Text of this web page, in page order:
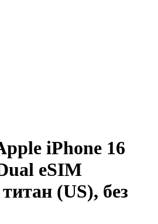
iPhone 16
eSIM
(US), без